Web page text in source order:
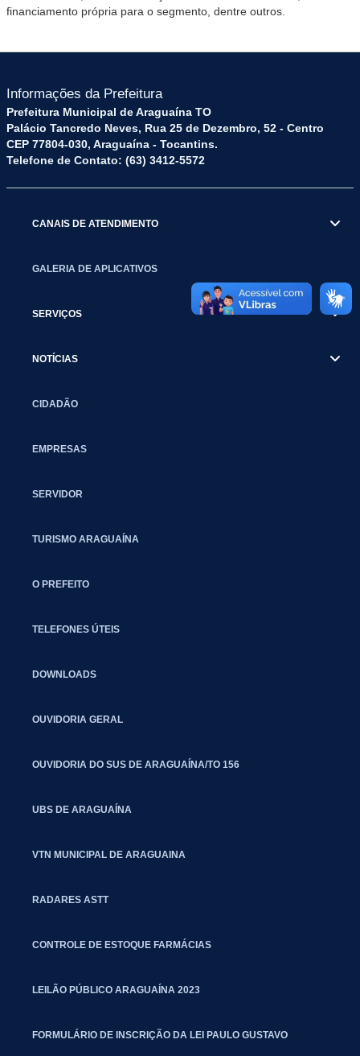
financiamento própria para o segmento, dentre outros.
Informações da Prefeitura
Prefeitura Municipal de Araguaína TO
Palácio Tancredo Neves, Rua 25 de Dezembro, 52 - Centro
CEP 77804-030, Araguaína - Tocantins.
Telefone de Contato: (63) 3412-5572
CANAIS DE ATENDIMENTO
GALERIA DE APLICATIVOS
SERVIÇOS
NOTÍCIAS
CIDADÃO
EMPRESAS
SERVIDOR
TURISMO ARAGUAÍNA
O PREFEITO
TELEFONES ÚTEIS
DOWNLOADS
OUVIDORIA GERAL
OUVIDORIA DO SUS DE ARAGUAÍNA/TO 156
UBS DE ARAGUAÍNA
VTN MUNICIPAL DE ARAGUAINA
RADARES ASTT
CONTROLE DE ESTOQUE FARMÁCIAS
LEILÃO PÚBLICO ARAGUAÍNA 2023
FORMULÁRIO DE INSCRIÇÃO DA LEI PAULO GUSTAVO